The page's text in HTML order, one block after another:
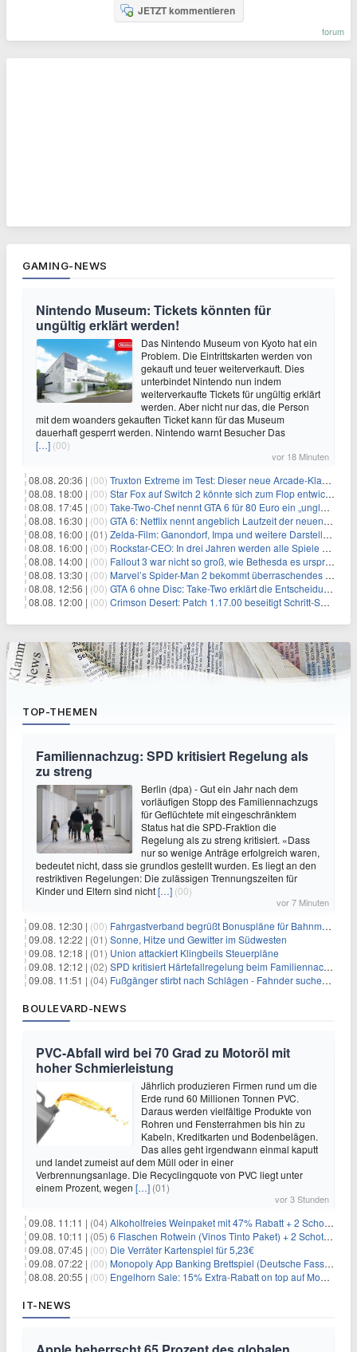
JETZT kommentieren
forum
GAMING-NEWS
Nintendo Museum: Tickets könnten für
ungültig erklärt werden!
Das Nintendo Museum von Kyoto hat ein
Problem. Die Eintrittskarten werden von
gekauft und teuer weiterverkauft. Dies
unterbindet Nintendo nun indem
weiterverkaufte Tickets für ungültig erklärt
werden. Aber nicht nur das, die Person
mit dem woanders gekauften Ticket kann für das Museum
dauerhaft gesperrt werden. Nintendo warnt Besucher Das
[…] (00)
vor 18 Minuten
08.08. 20:36 | (00) Truxton Extreme im Test: Dieser neue Arcade-Klassiker verzeiht dir gar nichts
08.08. 18:00 | (00) Star Fox auf Switch 2 könnte sich zum Flop entwickeln
08.08. 17:45 | (00) Take-Two-Chef nennt GTA 6 für 80 Euro ein „unglaubliches Schnäppchen“
08.08. 16:30 | (00) GTA 6: Netflix nennt angeblich Laufzeit der neuen Gameplay-Präsentation
08.08. 16:00 | (01) Zelda-Film: Ganondorf, Impa und weitere Darsteller sollen feststehen
08.08. 16:00 | (00) Rockstar-CEO: In drei Jahren werden alle Spiele gestreamt
08.08. 14:00 | (00) Fallout 3 war nicht so groß, wie Bethesda es ursprünglich wollte
08.08. 13:30 | (00) Marvel’s Spider-Man 2 bekommt überraschendes PS5-Update mit gewünschter Komfortfunktion
08.08. 12:56 | (00) GTA 6 ohne Disc: Take-Two erklärt die Entscheidung für Download-Codes
08.08. 12:00 | (00) Crimson Desert: Patch 1.17.00 beseitigt Schritt-Sound-Bugs und Quick-Slot-Ärger – Pearl Abyss bleibt im Bugfix-Modus
TOP-THEMEN
Familiennachzug: SPD kritisiert Regelung als
zu streng
Berlin (dpa) - Gut ein Jahr nach dem
vorläufigen Stopp des Familiennachzugs
für Geflüchtete mit eingeschränktem
Status hat die SPD-Fraktion die
Regelung als zu streng kritisiert. «Dass
nur so wenige Anträge erfolgreich waren,
bedeutet nicht, dass sie grundlos gestellt wurden. Es liegt an den
restriktiven Regelungen: Die zulässigen Trennungszeiten für
Kinder und Eltern sind nicht[…] (00)
vor 7 Minuten
09.08. 12:30 | (00) Fahrgastverband begrüßt Bonuspläne für Bahnmanager
09.08. 12:22 | (01) Sonne, Hitze und Gewitter im Südwesten
09.08. 12:18 | (01) Union attackiert Klingbeils Steuerpläne
09.08. 12:12 | (02) SPD kritisiert Härtefallregelung beim Familiennachzug als zu streng
09.08. 11:51 | (04) Fußgänger stirbt nach Schlägen - Fahnder suchen Autofahrer
BOULEVARD-NEWS
PVC-Abfall wird bei 70 Grad zu Motoröl mit
hoher Schmierleistung
Jährlich produzieren Firmen rund um die
Erde rund 60 Millionen Tonnen PVC.
Daraus werden vielfältige Produkte von
Rohren und Fensterrahmen bis hin zu
Kabeln, Kreditkarten und Bodenbelägen.
Das alles geht irgendwann einmal kaputt
und landet zumeist auf dem Müll oder in einer
Verbrennungsanlage. Die Recyclingquote von PVC liegt unter
einem Prozent, wegen […] (01)
vor 3 Stunden
09.08. 11:11 | (04) Alkoholfreies Weinpaket mit 47% Rabatt + 2 Schott Zwiesel Gläser GRATIS für 29,99€
09.08. 10:11 | (05) 6 Flaschen Rotwein (Vinos Tinto Paket) + 2 Schott Zwiesel Gläser für 25,99€ inkl. Versand
09.08. 07:45 | (00) Die Verräter Kartenspiel für 5,23€
09.08. 07:22 | (00) Monopoly App Banking Brettspiel (Deutsche Fassung) für 9,84€
08.08. 20:55 | (00) Engelhorn Sale: 15% Extra-Rabatt on top auf Mode- und Sport-Artikel
IT-NEWS